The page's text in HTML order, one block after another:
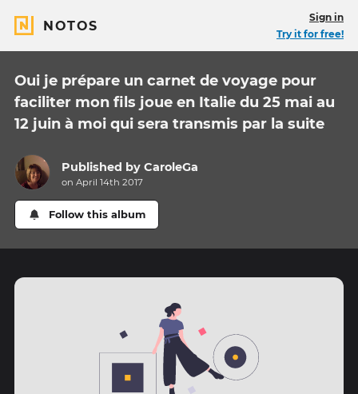
NOTOS
Sign in
Try it for free!
Oui je prépare un carnet de voyage pour
faciliter mon fils joue en Italie du 25 mai au
12 juin à moi qui sera transmis par la suite
Published byCaroleGa
on April 14th 2017
Follow this album